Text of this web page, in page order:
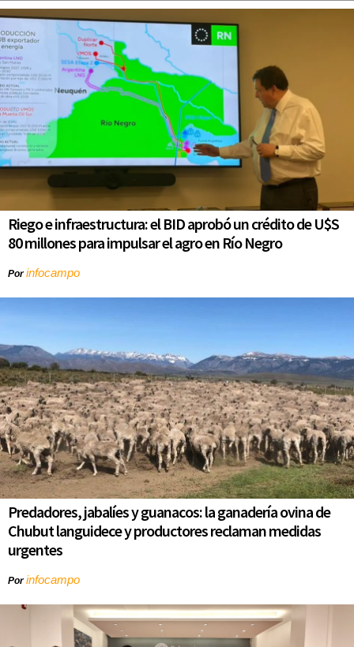
Riego e infraestructura: el BID aprobó un crédito de U$S
80 millones para impulsar el agro en Río Negro
Porinfocampo
Predadores, jabalíes y guanacos: la ganadería ovina de
Chubut languidece y productores reclaman medidas
urgentes
Porinfocampo